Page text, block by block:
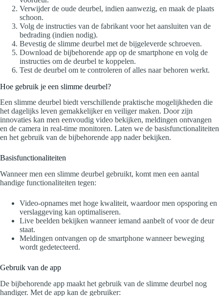
Verwijder de oude deurbel, indien aanwezig, en maak de plaats
schoon.
Volg de instructies van de fabrikant voor het aansluiten van de
bedrading (indien nodig).
Bevestig de slimme deurbel met de bijgeleverde schroeven.
Download de bijbehorende app op de smartphone en volg de
instructies om de deurbel te koppelen.
Test de deurbel om te controleren of alles naar behoren werkt.
Hoe gebruik je een slimme deurbel?
Een slimme deurbel biedt verschillende praktische mogelijkheden die
het dagelijks leven gemakkelijker en veiliger maken. Door zijn
innovaties kan men eenvoudig video bekijken, meldingen ontvangen
en de camera in real-time monitoren. Laten we de basisfunctionaliteiten
en het gebruik van de bijbehorende app nader bekijken.
Basisfunctionaliteiten
Wanneer men een slimme deurbel gebruikt, komt men een aantal
handige functionaliteiten tegen:
Video-opnames met hoge kwaliteit, waardoor men opsporing en
verslaggeving kan optimaliseren.
Live beelden bekijken wanneer iemand aanbelt of voor de deur
staat.
Meldingen ontvangen op de smartphone wanneer beweging
wordt gedetecteerd.
Gebruik van de app
De bijbehorende app maakt het gebruik van de slimme deurbel nog
handiger. Met de app kan de gebruiker: